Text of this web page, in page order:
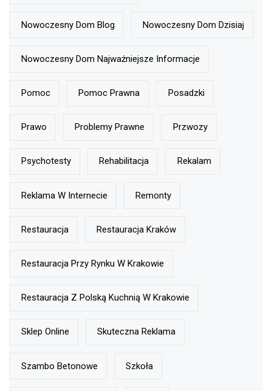
Nowoczesny Dom Blog Nowoczesny Dom Dzisiaj
Nowoczesny Dom Najważniejsze Informacje
Pomoc Pomoc Prawna Posadzki
Prawo Problemy Prawne Przwozy
Psychotesty Rehabilitacja Rekalam
Reklama W Internecie Remonty
Restauracja Restauracja Kraków
Restauracja Przy Rynku W Krakowie
Restauracja Z Polską Kuchnią W Krakowie
Sklep Online Skuteczna Reklama
Szambo Betonowe Szkoła